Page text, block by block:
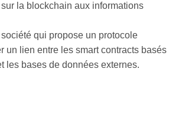
la blockchain aux informations
qui propose un protocole
un lien entre les smart contracts basés
les bases de données externes.